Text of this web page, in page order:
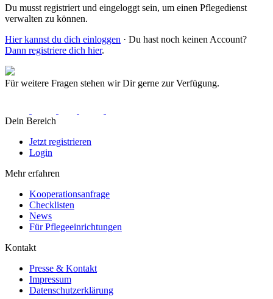
Du musst registriert und eingeloggt sein, um einen Pflegedienst
verwalten zu können.
Hier kannst du dich einloggen · Du hast noch keinen Account?
Dann registriere dich hier.
Für weitere Fragen stehen wir Dir gerne zur Verfügung.
Dein Bereich
Jetzt registrieren
Login
Mehr erfahren
Kooperationsanfrage
Checklisten
News
Für Pflegeeinrichtungen
Kontakt
Presse & Kontakt
Impressum
Datenschutzerklärung